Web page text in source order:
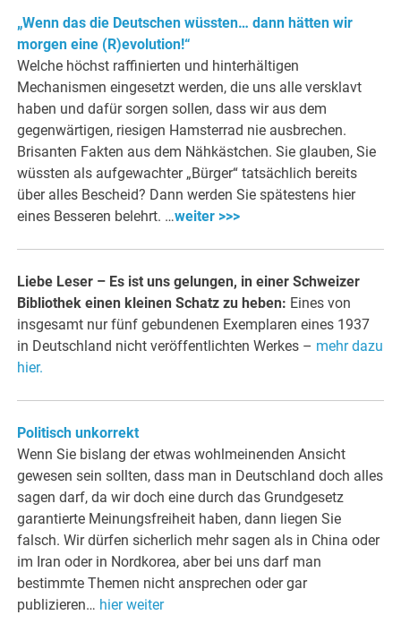
„Wenn das die Deutschen wüssten… dann hätten wir
morgen eine (R)evolution!“
Welche höchst raffinierten und hinterhältigen
Mechanismen eingesetzt werden, die uns alle versklavt
haben und dafür sorgen sollen, dass wir aus dem
gegenwärtigen, riesigen Hamsterrad nie ausbrechen.
Brisanten Fakten aus dem Nähkästchen. Sie glauben, Sie
wüssten als aufgewachter „Bürger“ tatsächlich bereits
über alles Bescheid? Dann werden Sie spätestens hier
eines Besseren belehrt. …weiter >>>
Liebe Leser – Es ist uns gelungen, in einer Schweizer
Bibliothek einen kleinen Schatz zu heben: Eines von
insgesamt nur fünf gebundenen Exemplaren eines 1937
in Deutschland nicht veröffentlichten Werkes – mehr dazu
hier.
Politisch unkorrekt
Wenn Sie bislang der etwas wohlmeinenden Ansicht
gewesen sein sollten, dass man in Deutschland doch alles
sagen darf, da wir doch eine durch das Grundgesetz
garantierte Meinungsfreiheit haben, dann liegen Sie
falsch. Wir dürfen sicherlich mehr sagen als in China oder
im Iran oder in Nordkorea, aber bei uns darf man
bestimmte Themen nicht ansprechen oder gar
publizieren… hier weiter